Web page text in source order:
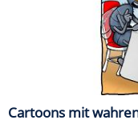
Cartoons mit